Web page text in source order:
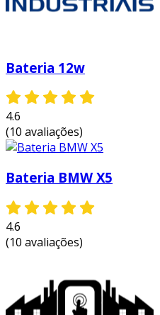
dispositivos como
equipamentos
maquinários e
utilizados em fábricas e
obras.
sistemas de segurança
garantindo
operação de
exigem energia
Bateria 12w
4.6
(10 avaliações)
Bateria BMW X5
4.6
(10 avaliações)